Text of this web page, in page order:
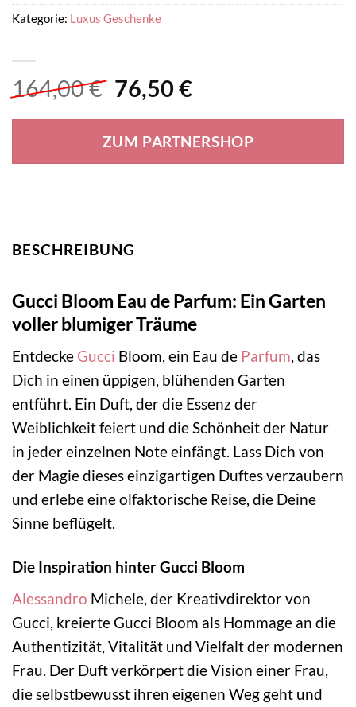
164,00€ Ursprünglicher
war:
164,00 €
76,50 €Aktueller
ist:
76,50 €.
ZUM PARTNERSHOP
Kategorie: Luxus Geschenke
BESCHREIBUNG
Gucci Bloom Eau de Parfum: Ein Garten
voller blumiger Träume
Entdecke Gucci Bloom, ein Eau de Parfum, das
Dich in einen üppigen, blühenden Garten
entführt. Ein Duft, der die Essenz der
Weiblichkeit feiert und die Schönheit der Natur
in jeder einzelnen Note einfängt. Lass Dich von
der Magie dieses einzigartigen Duftes verzaubern
und erlebe eine olfaktorische Reise, die Deine
Sinne beflügelt.
Die Inspiration hinter Gucci Bloom
Alessandro Michele, der Kreativdirektor von
Gucci, kreierte Gucci Bloom als Hommage an die
Authentizität, Vitalität und Vielfalt der modernen
Frau. Der Duft verkörpert die Vision einer Frau,
die selbstbewusst ihren eigenen Weg geht und